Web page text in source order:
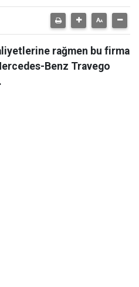
rağmen bu firma
Benz Travego